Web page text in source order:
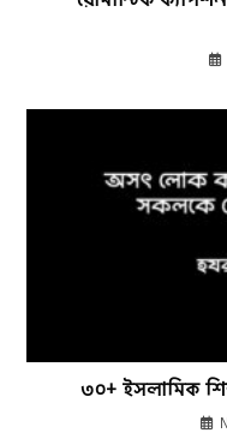
৩০+ ইসলামিক